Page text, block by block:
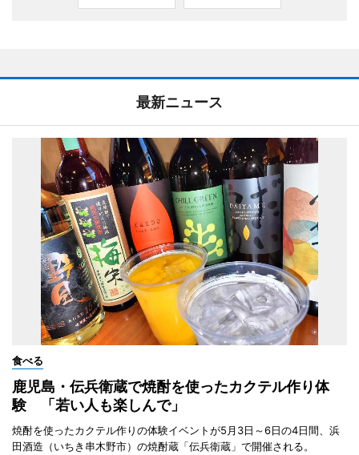
最新ニュース
食べる
鹿児島・伝兵衛蔵で焼酎を使ったカクテル作り体
験 「若い人も楽しんで」
焼酎を使ったカクテル作りの体験イベントが5月3日～6日の4日間、浜
田酒造（いちき串木野市）の焼酎蔵「伝兵衛蔵」で開催される。